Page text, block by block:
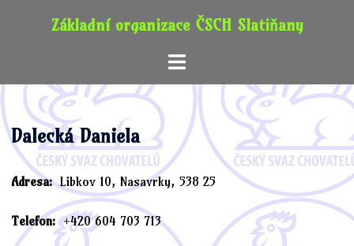
Základní organizace ČSCH Slatiňany
Toggle
Dalecká Daniela
Adresa:Libkov 10, Nasavrky, 538 25
Telefon:+420 604 703 713